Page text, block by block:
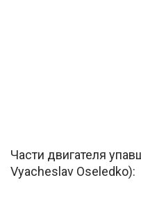
Части двигателя
Vyacheslav Oseledko):